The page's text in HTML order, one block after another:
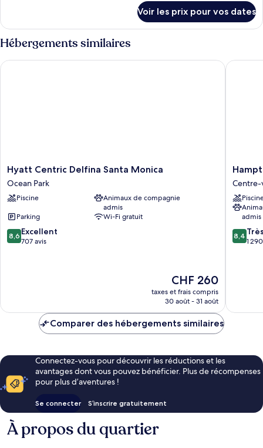
très
grand
lit,
accessible
le
type
de
Suite,
réduite
(Bathtub)
Voir les prix pour vos dates
Hébergements similaires
Hyatt
Centric
Delfina
Santa
Ocean
Park
Hyatt Centric Delfina Santa Monica
Ocean Park
Piscine
Animaux de compagnie
admis
Parking
Wi-Fi gratuit
8.6
sur
8,6 Excellent
707 avis
Le
nouveau
prix
de
CHF 260
taxes et frais compris
30 août - 31 août
Hyatt Centric Delfina Santa Monica
Inn
&
Suites
Santa
Monica
Centre-
ville
Centre-
admis
8.4
sur
8,4
1
Comparer des hébergements similaires
Connectez-vous pour découvrir les réductions et les
avantages dont vous pouvez bénéficier. Plus de récompenses
pour plus d’aventures !
Se connecter S’inscrire gratuitement
À propos du quartier